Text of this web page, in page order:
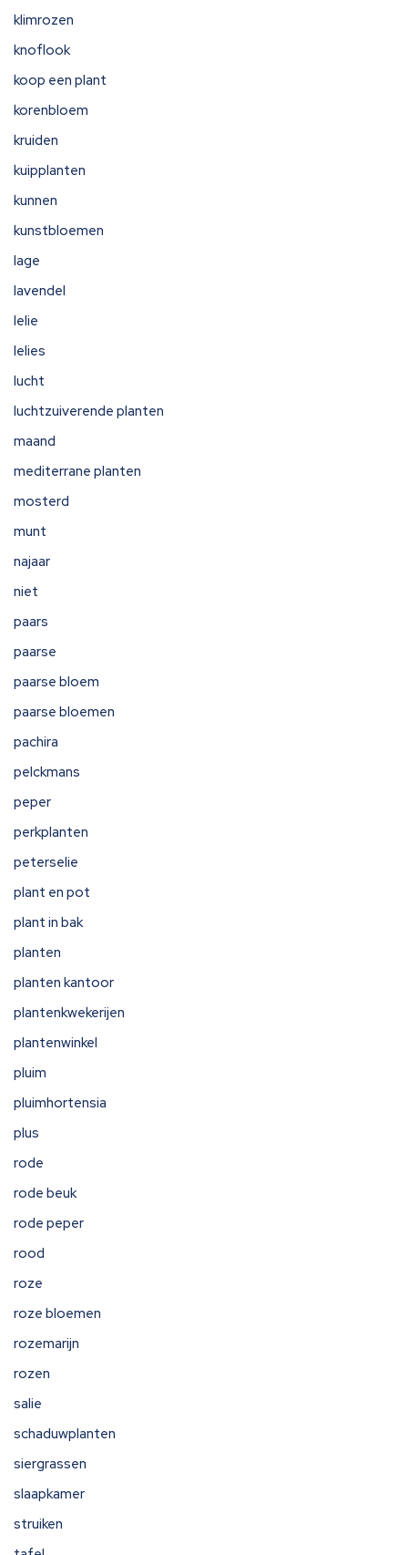
klimrozen
knoflook
koop een plant
korenbloem
kruiden
kuipplanten
kunnen
kunstbloemen
lage
lavendel
lelie
lelies
lucht
luchtzuiverende planten
maand
mediterrane planten
mosterd
munt
najaar
niet
paars
paarse
paarse bloem
paarse bloemen
pachira
pelckmans
peper
perkplanten
peterselie
plant en pot
plant in bak
planten
planten kantoor
plantenkwekerijen
plantenwinkel
pluim
pluimhortensia
plus
rode
rode beuk
rode peper
rood
roze
roze bloemen
rozemarijn
rozen
salie
schaduwplanten
siergrassen
slaapkamer
struiken